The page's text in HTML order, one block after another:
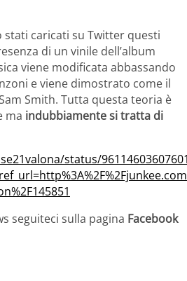
stati caricati su Twitter questi
di un vinile dell’album
viene modificata abbassando
e viene dimostrato come il
Smith. Tutta questa teoria è
ma indubbiamente si tratta di
status/
seguiteci sulla pagina Facebook